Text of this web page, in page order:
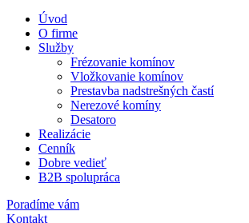
Úvod
O firme
Služby
Frézovanie komínov
Vložkovanie komínov
Prestavba nadstrešných častí
Nerezové komíny
Desatoro
Realizácie
Cenník
Dobre vedieť
B2B spolupráca
Poradíme vám
Kontakt